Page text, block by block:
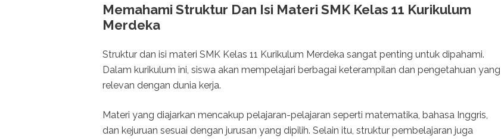
Memahami Struktur Dan Isi Materi SMK Kelas 11 Kurikulum
Merdeka
Struktur dan isi materi SMK Kelas 11 Kurikulum Merdeka sangat penting untuk dipahami.
Dalam kurikulum ini, siswa akan mempelajari berbagai keterampilan dan pengetahuan yang
relevan dengan dunia kerja.
Materi yang diajarkan mencakup pelajaran-pelajaran seperti matematika, bahasa Inggris,
dan kejuruan sesuai dengan jurusan yang dipilih. Selain itu, struktur pembelajaran juga